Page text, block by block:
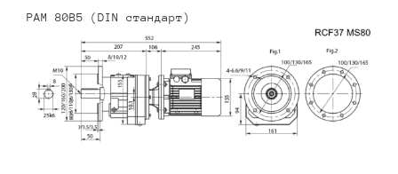
PAM 80B5 (DIN стандарт)